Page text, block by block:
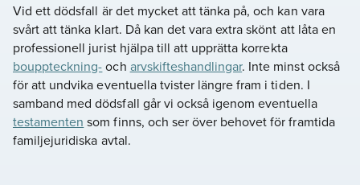
Vid ett dödsfall är det mycket att tänka på, och kan vara
svårt att tänka klart. Då kan det vara extra skönt att låta en
professionell jurist hjälpa till att upprätta korrekta
bouppteckning-och arvskifteshandlingar. Inte minst också
för att undvika eventuella tvister längre fram i tiden. I
samband med dödsfall går vi också igenom eventuella
testamenten som finns, och ser över behovet för framtida
familjejuridiska avtal.